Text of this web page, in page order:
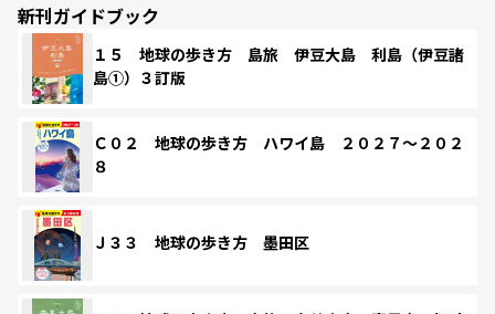
新刊ガイドブック
１５ 地球の歩き方 島旅 伊豆大島 利島（伊豆諸
島①）３訂版
Ｃ０２ 地球の歩き方 ハワイ島 ２０２７～２０２
８
Ｊ３３ 地球の歩き方 墨田区